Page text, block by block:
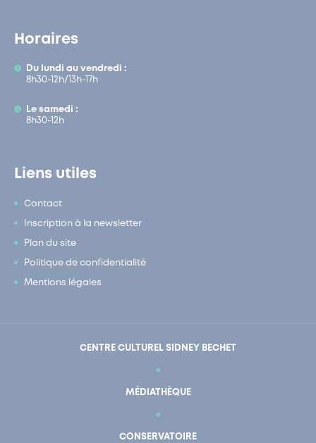
Horaires
Du lundi au vendredi :
8h30-12h/13h-17h
Le samedi :
8h30-12h
Liens utiles
Contact
Inscription à la newsletter
Plan du site
Politique de confidentialité
Mentions légales
CENTRE CULTUREL SIDNEY BECHET
MÉDIATHÈQUE
CONSERVATOIRE